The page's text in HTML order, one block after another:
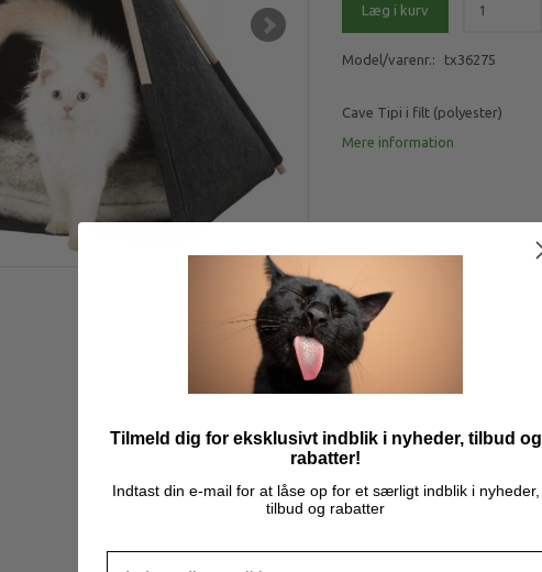
Læg i kurv
Model/varenr.: tx36275
Cave Tipi i filt (polyester)
Mere information
Tilmeld dig for eksklusivt indblik i nyheder, tilbud og
rabatter!
Indtast din e-mail for at låse op for et særligt indblik i nyheder,
tilbud og rabatter